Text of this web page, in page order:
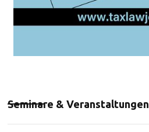
Seminare & Veranstaltungen